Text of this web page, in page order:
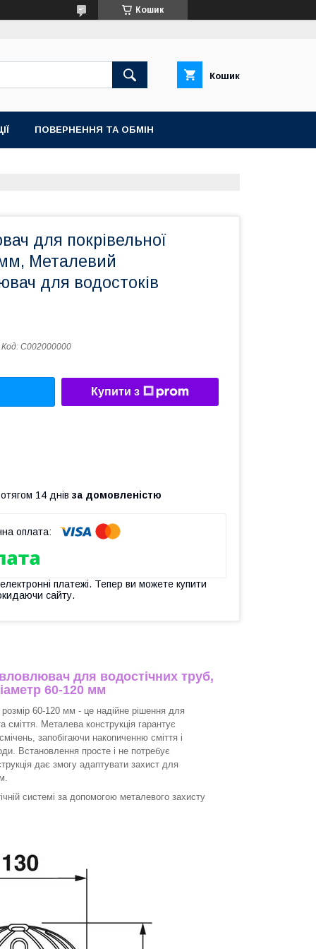
Кошик
Кошик
ПОВЕРНЕННЯ ТА ОБМІН
для покрівельної
Металевий
для водостоків
Код: C002000000
Купити з
14 днів за домовленістю
платежі. Тепер ви можете купити
сайту.
для водостічних труб,
60-120 мм
розмір 60-120 мм - це надійне рішення для
сміття. Металева конструкція гарантує
запобігаючи накопиченню сміття і
Встановлення просте і не потребує
дає змогу адаптувати захист для
системі за допомогою металевого захисту